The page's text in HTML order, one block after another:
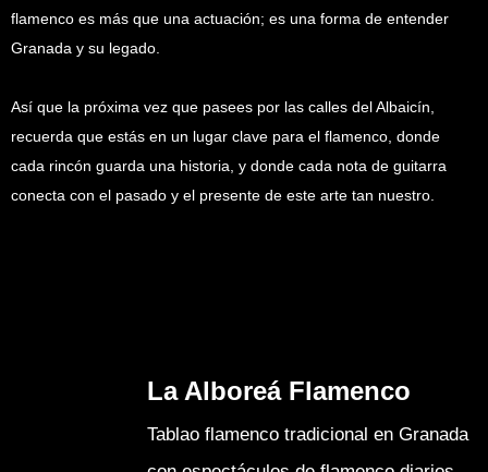
flamenco es más que una actuación; es una forma de entender
Granada y su legado.
Así que la próxima vez que pasees por las calles del Albaicín,
recuerda que estás en un lugar clave para el flamenco, donde
cada rincón guarda una historia, y donde cada nota de guitarra
conecta con el pasado y el presente de este arte tan nuestro.
La Alboreá Flamenco
Tablao flamenco tradicional en Granada